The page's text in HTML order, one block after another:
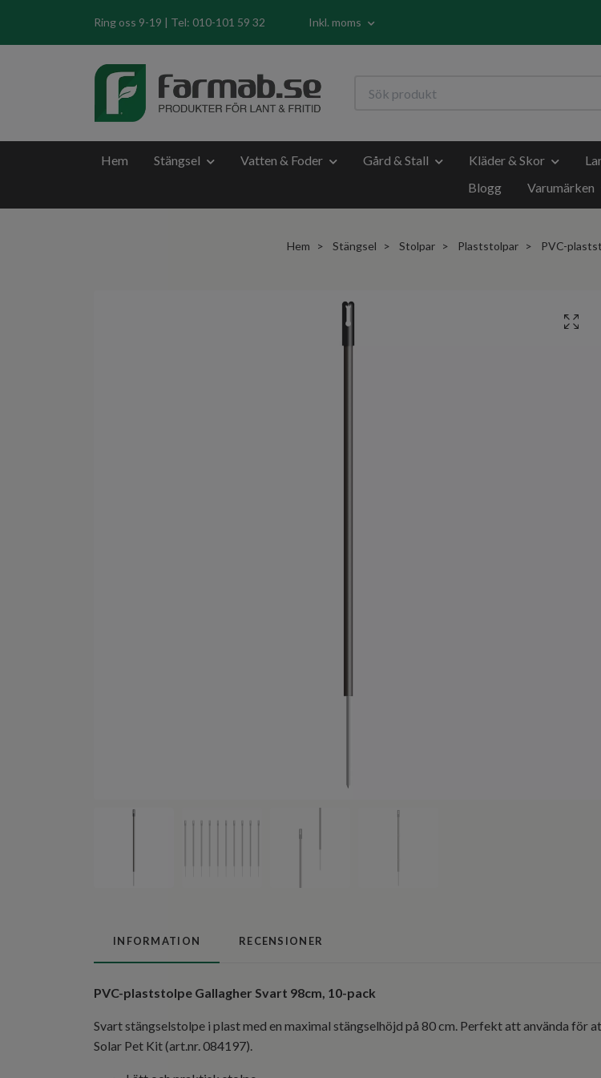
Ring oss 9-19 | Tel: 010-101 59 32 Inkl. moms
Hem Stängsel Vatten & Foder Gård & Stall Kläder & Skor
Blogg
Varumärken
Hem Stängsel Stolpar Plaststolpar PVC-
INFORMATION RECENSIONER
PVC-plaststolpe Gallagher Svart 98cm, 10-pack
Svart stängselstolpe i plast med en maximal stängselhöjd på 80 cm. Perfekt att använda
Solar Pet Kit (art.nr. 084197).